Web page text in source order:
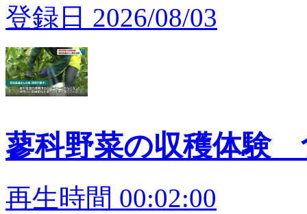
登録日 2026/08/03
蓼科野菜の収穫体験
再生時間 00:02:00